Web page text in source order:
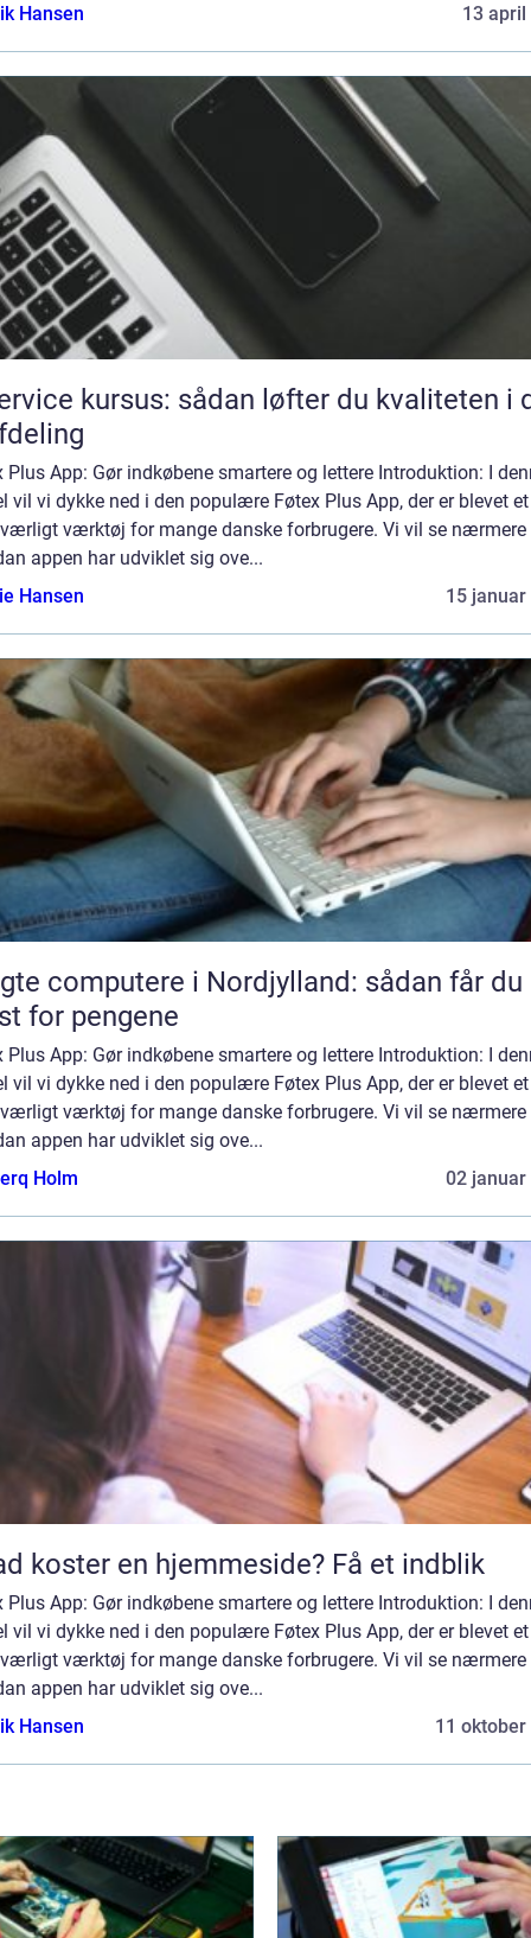
Hansen
13 april
kursus: sådan løfter du kvaliteten i
Plus App: Gør indkøbene smartere og lettere Introduktion: I
vil vi dykke ned i den populære Føtex Plus App, der er blevet et
værktøj for mange danske forbrugere. Vi vil se nærmere
appen har udviklet sig ove...
Hansen
15 januar
computere i Nordjylland: sådan får du
for pengene
Plus App: Gør indkøbene smartere og lettere Introduktion: I
vil vi dykke ned i den populære Føtex Plus App, der er blevet et
værktøj for mange danske forbrugere. Vi vil se nærmere
appen har udviklet sig ove...
Holm
02 januar
koster en hjemmeside? Få et indblik
Plus App: Gør indkøbene smartere og lettere Introduktion: I
vil vi dykke ned i den populære Føtex Plus App, der er blevet et
værktøj for mange danske forbrugere. Vi vil se nærmere
appen har udviklet sig ove...
Hansen
11 oktober